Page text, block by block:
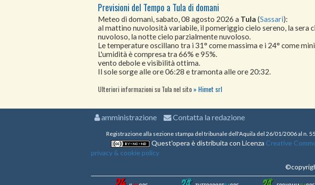
Previsioni del Tempo a Tula di domani
Meteo di domani, sabato, 08 agosto 2026 a Tula (Sassari):
al mattino nuvolosità variabile, il pomeriggio cielo sereno, la sera
nuvoloso, la notte cielo parzialmente nuvoloso.
Le temperature oscillano tra i 31° come massima e i 24° come
L'umidità è compresa tra 66% e 95%.
vento debole e visibilità ottima.
Il sole sorge alle ore 06:28 e tramonta alle ore 20:32.
Ulteriori informazioni su Tula nel sito Himet srl
amministrazione Contatta la redazione
Registrazione alla sezione stampa del tribunale dell'Aquila del 26/01/2006 al n.
Quest'opera è distribuita con Licenza Creative
privacy & cookie policy